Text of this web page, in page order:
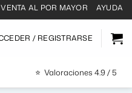
VENTA AL POR MAYOR AYUDA
/ REGISTRARSE
⭐ Valoraciones 4.9 / 5